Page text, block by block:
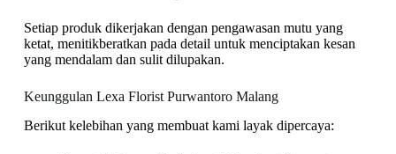
Setiap produk dikerjakan dengan pengawasan mutu yang
ketat, menitikberatkan pada detail untuk menciptakan kesan
yang mendalam dan sulit dilupakan.
Keunggulan Lexa Florist Purwantoro Malang
Berikut kelebihan yang membuat kami layak dipercaya: